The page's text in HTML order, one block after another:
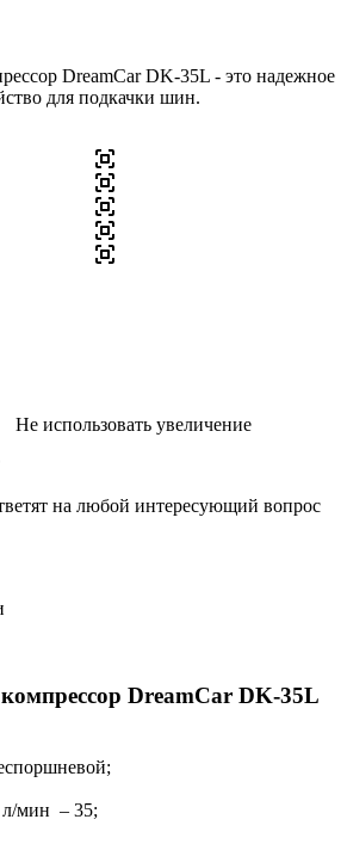
DreamCar DK-35L - это надежное
для подкачки шин.
Не использовать увеличение
на любой интересующий вопрос
DreamCar DK-35L
л/мин – 35;